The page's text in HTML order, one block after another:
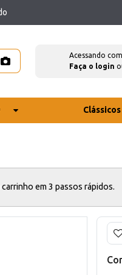
Acessando
Faça o login
em 3 passos rápidos.